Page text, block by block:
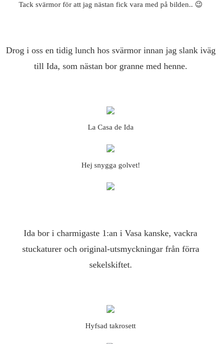
Tack svärmor för att jag nästan fick vara med på bilden.. 😉
Drog i oss en tidig lunch hos svärmor innan jag slank iväg
till Ida, som nästan bor granne med henne.
La Casa de Ida
Hej snygga golvet!
Ida bor i charmigaste 1:an i Vasa kanske, vackra
stuckaturer och original-utsmyckningar från förra
sekelskiftet.
Hyfsad takrosett